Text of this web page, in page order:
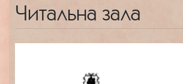
Читальна зала